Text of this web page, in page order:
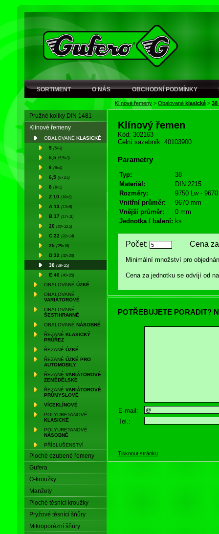
SORTIMENT O NÁS OBCHODNÍ PODMÍNKY
Klínové řemeny > Obalované klasické > 38
Pružné kolíky DIN 1481
Klínové řemeny
OBALOVANÉ KLASICKÉ
5 (5×3)
5,5 (5,5×3)
6 (6×4)
6,5 (6×3,5)
8 (8×5)
Z 10 (10×6)
A 13 (13×8)
B 17 (17×11)
20 (20×12,5)
C 22 (22×14)
25 (25×16)
D 32 (32×20)
38 (38×25)
E 40 (40×25)
OBALOVANÉ ÚZKÉ
OBALOVANÉ
VARIÁTOROVÉ
OBALOVANÉ
ŠESTIHRANNÉ
OBALOVANÉ NÁSOBNÉ
ŘEZANÉ KLASICKÝ
PRŮŘEZ
ŘEZANÉ ÚZKÉ
ŘEZANÉ ÚZKÉ PRO
AUTOMOBILY
ŘEZANÉ VARIÁTOROVÉ
ZEMĚDĚLSKÉ
ŘEZANÉ VARIÁTOROVÉ
PRŮMYSLOVÉ
VÍCEKLÍNOVÉ
POLYURETANOVÉ
KLASICKÉ
POLYURETANOVÉ
NÁSOBNÉ
PŘÍSLUŠENSTVÍ
Ploché ozubené řemeny
Gufera
O-kroužky
Manžety
Ploché těsnící kroužky
Pryžové těsnící šňůry
Mikroporézní šňůry
Klínový řemen
Kód: 302163
Celní sazebník: 40103900
Parametry
Typ:
38
Materiál:
DIN 2215
Rozměry:
9750 Lw -
Vnitřní průměr:
9670 mm
Vnější průměr:
0 mm
Jednotka / balení: ks
Počet: Cena za
Minimální množství pro
Cena za jednotku se odvíjí od
POTŘEBUJETE PORADIT?
E-mail:
Tel.:
Tisknout stránku